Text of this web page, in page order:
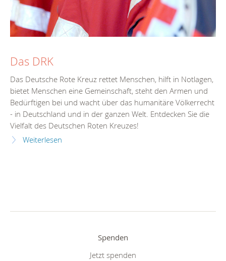
Das DRK
Das Deutsche Rote Kreuz rettet Menschen, hilft in Notlagen,
bietet Menschen eine Gemeinschaft, steht den Armen und
Bedürftigen bei und wacht über das humanitäre Völkerrecht
- in Deutschland und in der ganzen Welt. Entdecken Sie die
Vielfalt des Deutschen Roten Kreuzes!
Weiterlesen
Spenden
Jetzt spenden